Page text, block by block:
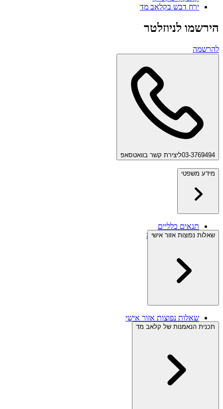
ירח דבש בקלאב מד
הירשמו לניוזלטר
להרשמה
03-3769494ליצירת קשר בוואטסאפ
מידע משפטי
תנאים כלליים
תנאי ביטול עסקה
שאלות נפוצות אזור אישי
שאלות נפוצות אזור אישי
תכנית הנאמנות של קלאב מד